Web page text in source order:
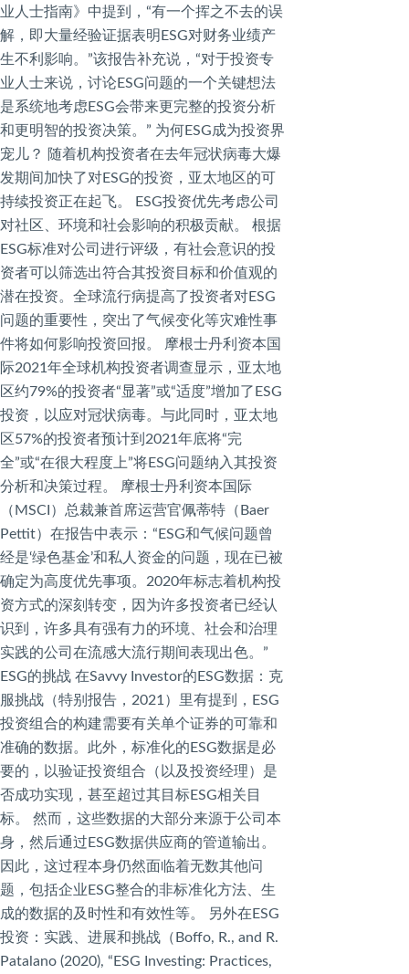
业人士指南》中提到，“有一个挥之不去的误
解，即大量经验证据表明ESG对财务业绩产
生不利影响。”该报告补充说，“对于投资专
业人士来说，讨论ESG问题的一个关键想法
是系统地考虑ESG会带来更完整的投资分析
和更明智的投资决策。” 为何ESG成为投资界
宠儿？ 随着机构投资者在去年冠状病毒大爆
发期间加快了对ESG的投资，亚太地区的可
持续投资正在起飞。 ESG投资优先考虑公司
对社区、环境和社会影响的积极贡献。 根据
ESG标准对公司进行评级，有社会意识的投
资者可以筛选出符合其投资目标和价值观的
潜在投资。全球流行病提高了投资者对ESG
问题的重要性，突出了气候变化等灾难性事
件将如何影响投资回报。 摩根士丹利资本国
际2021年全球机构投资者调查显示，亚太地
区约79%的投资者“显著”或“适度”增加了ESG
投资，以应对冠状病毒。与此同时，亚太地
区57%的投资者预计到2021年底将“完
全”或“在很大程度上”将ESG问题纳入其投资
分析和决策过程。 摩根士丹利资本国际
（MSCI）总裁兼首席运营官佩蒂特（Baer
Pettit）在报告中表示：“ESG和气候问题曾
经是‘绿色基金’和私人资金的问题，现在已被
确定为高度优先事项。2020年标志着机构投
资方式的深刻转变，因为许多投资者已经认
识到，许多具有强有力的环境、社会和治理
实践的公司在流感大流行期间表现出色。”
ESG的挑战 在Savvy Investor的ESG数据：克
服挑战（特别报告，2021）里有提到，ESG
投资组合的构建需要有关单个证券的可靠和
准确的数据。此外，标准化的ESG数据是必
要的，以验证投资组合（以及投资经理）是
否成功实现，甚至超过其目标ESG相关目
标。 然而，这些数据的大部分来源于公司本
身，然后通过ESG数据供应商的管道输出。
因此，这过程本身仍然面临着无数其他问
题，包括企业ESG整合的非标准化方法、生
成的数据的及时性和有效性等。 另外在ESG
投资：实践、进展和挑战（Boffo, R., and R.
Patalano (2020), “ESG Investing: Practices,